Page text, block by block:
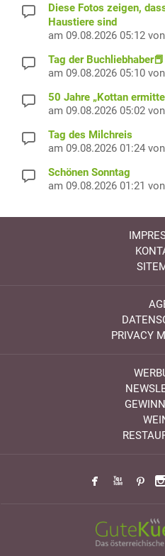
Diese Fotos zeigen,
Haustiere sind
am 09.08.2026 05:12 von
Tag der Buchliebhaber📕
am 09.08.2026 05:10 von
50 Jahre „Kottan
am 09.08.2026 05:02 von
Tag des Milchreis
am 09.08.2026 01:24 von
Schönen Sonntag
am 09.08.2026 01:21 von
PRIVACY